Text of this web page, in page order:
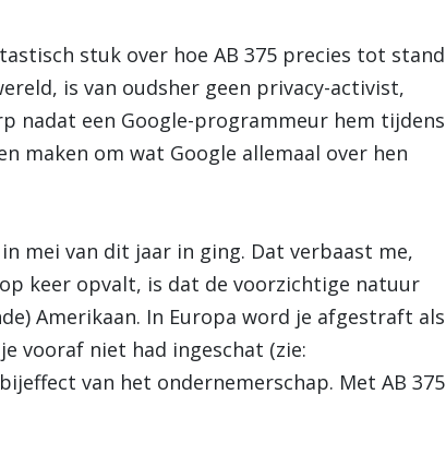
stuk over hoe AB 375 precies tot stand
is van oudsher geen privacy-activist,
nadat een Google-programmeur hem tijdens
maken om wat Google allemaal over hen
mei van dit jaar in ging. Dat verbaast me,
keer opvalt, is dat de voorzichtige natuur
Amerikaan. In Europa word je afgestraft als
vooraf niet had ingeschat (zie:
van het ondernemerschap. Met AB 375